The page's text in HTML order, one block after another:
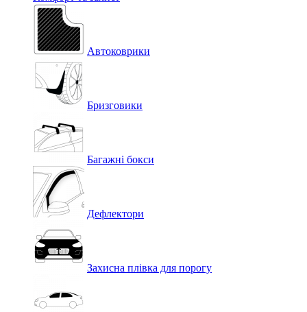
Автоковрики
Бризговики
Багажні бокси
Дефлектори
Захисна плівка для порогу